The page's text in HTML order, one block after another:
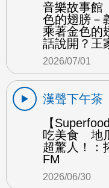
音樂故事館
色的翅膀－
乘著金色的
話說開？王
2026/07/01
漢聲下午茶
【
吃美食 地
超驚人！：
FM
2026/06/30